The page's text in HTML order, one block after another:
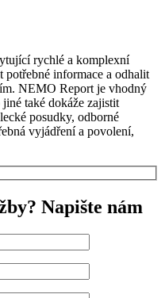
rychlé a komplexní
potřebné informace a odhalit
NEMO Report je vhodný
také dokáže zajistit
posudky, odborné
vyjádření a povolení,
Napište nám